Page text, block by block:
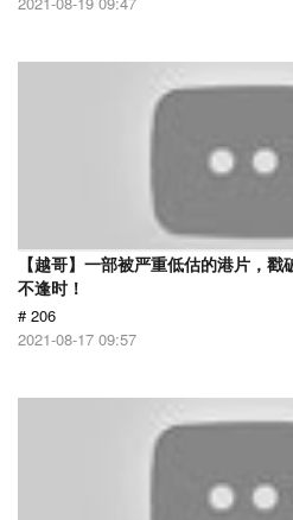
【越哥】一部被严重低估的港片，
不逢时！
# 206
2021-08-17 09:57